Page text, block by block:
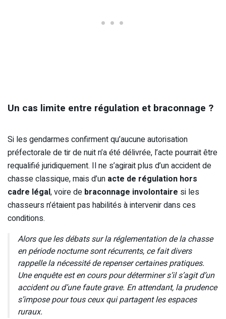
Un cas limite entre régulation et braconnage ?
Si les gendarmes confirment qu’aucune autorisation
préfectorale de tir de nuit n’a été délivrée, l’acte pourrait être
requalifié juridiquement. Il ne s’agirait plus d’un accident de
chasse classique, mais d’un acte de régulation hors
cadre légal, voire de braconnage involontaire si les
chasseurs n’étaient pas habilités à intervenir dans ces
conditions.
Alors que les débats sur la réglementation de la chasse
en période nocturne sont récurrents, ce fait divers
rappelle la nécessité de repenser certaines pratiques.
Une enquête est en cours pour déterminer s’il s’agit d’un
accident ou d’une faute grave. En attendant, la prudence
s’impose pour tous ceux qui partagent les espaces
ruraux.